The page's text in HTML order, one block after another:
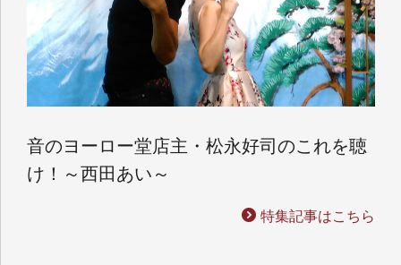
音のヨーロー堂店主・松永好司のこれを聴
け！～西田あい～
特集記事はこちら